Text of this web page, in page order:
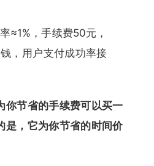
≈1%，手续费50元，
，用户支付成功率接
你节省的手续费可以买一
是，它为你节省的时间价